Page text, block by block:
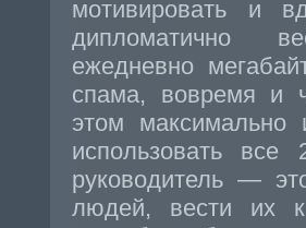
мотивировать и
дипломатично
ежедневно
спама, вовремя и
этом максимально
использовать
руководитель —
людей, вести их